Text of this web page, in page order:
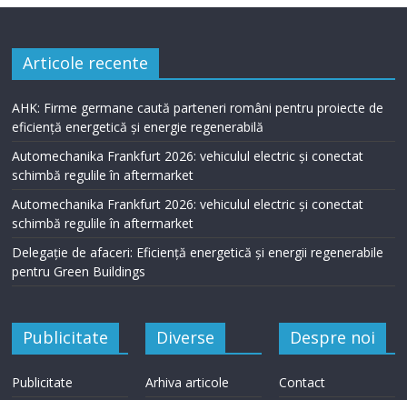
Articole recente
AHK: Firme germane caută parteneri români pentru proiecte de
eficiență energetică și energie regenerabilă
Automechanika Frankfurt 2026: vehiculul electric și conectat
schimbă regulile în aftermarket
Automechanika Frankfurt 2026: vehiculul electric și conectat
schimbă regulile în aftermarket
Delegație de afaceri: Eficiență energetică și energii regenerabile
pentru Green Buildings
Publicitate
Publicitate
Diverse
Arhiva articole
Despre noi
Contact